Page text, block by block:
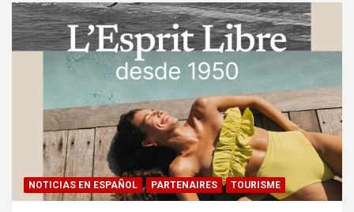
NOTICIAS EN ESPAÑOL PARTENAIRES TOURISME